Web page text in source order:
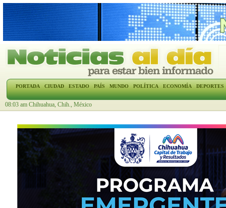
PORTADA CIUDAD ESTADO PAÍS MUNDO POLÍTICA ECONOMÍA DEPORTES
08:03 am Chihuahua, Chih., México